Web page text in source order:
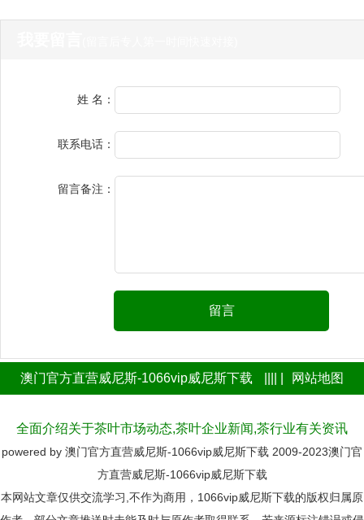
姓 名：
联系电话：
留言备注：
留言
澳门官方直营威尼斯-1066vip威尼斯下载 网站地图
全面介绍关于茶叶市场动态,茶叶企业新闻,茶行业有关资讯
powered by 澳门官方直营威尼斯-1066vip威尼斯下载 2009-2023澳门官
方直营威尼斯-1066vip威尼斯下载
本网站文章仅供交流学习,不作为商用，1066vip威尼斯下载的版权归属原